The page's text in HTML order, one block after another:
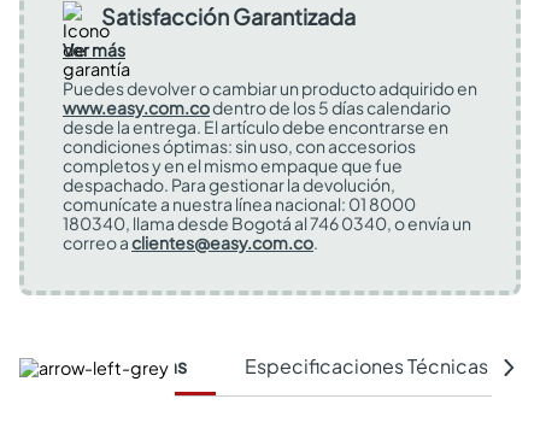
Satisfacción Garantizada
Ver más
Puedes devolver o cambiar un producto adquirido en
www.easy.com.codentro de los 5 días calendario
desde la entrega. El artículo debe encontrarse en
condiciones óptimas: sin uso, con accesorios
completos y en el mismo empaque que fue
despachado. Para gestionar la devolución,
comunícate a nuestra línea nacional: 01 8000
180340, llama desde Bogotá al 746 0340, o envía un
correo aclientes@easy.com.co.
Características Especificaciones Técnicas